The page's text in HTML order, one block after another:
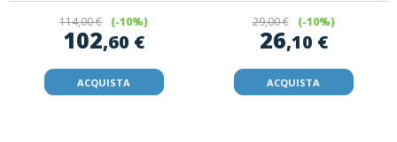
114,00 € (-10%)
102,60 €
ACQUISTA
29,00 € (-10%)
26,10 €
ACQUISTA